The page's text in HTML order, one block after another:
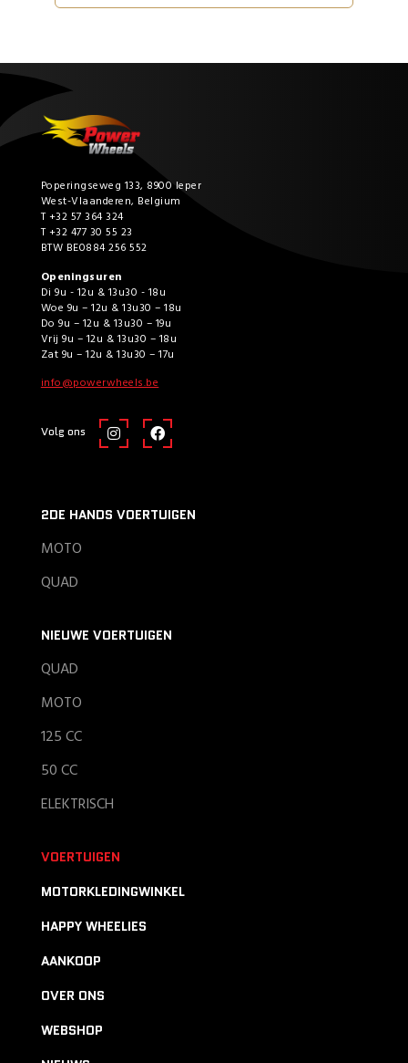
Poperingseweg 133, 8900 Ieper
West-Vlaanderen, Belgium
T +32 57 364 324
T +32 477 30 55 23
BTW BE0884 256 552
Openingsuren
Di 9u - 12u & 13u30 - 18u
Woe 9u – 12u & 13u30 – 18u
Do 9u – 12u & 13u30 – 19u
Vrij 9u – 12u & 13u30 – 18u
Zat 9u – 12u & 13u30 – 17u
info@powerwheels.be
Volg ons
2DE HANDS VOERTUIGEN
MOTO
QUAD
NIEUWE VOERTUIGEN
QUAD
MOTO
125 CC
50 CC
ELEKTRISCH
VOERTUIGEN
MOTORKLEDINGWINKEL
HAPPY WHEELIES
AANKOOP
OVER ONS
WEBSHOP